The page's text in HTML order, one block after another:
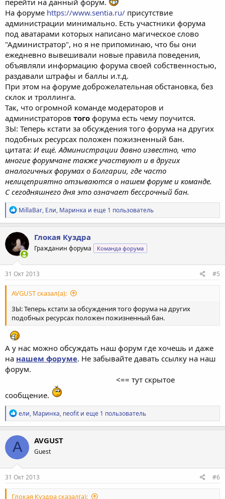
На форуме https://www.sentia.ru/ присутствие
администрации минимально. Есть участники форума
под аватарами которых написано магическое слово
"Администратор", но я не припоминаю, что бы они
ежедневно вывешивали новые правила поведения,
объявляли информацию форума своей собственностью,
раздавали штрафы и баллы и.т.д.
При этом на форуме доброжелательная обстановка, без
склок и троллинга.
Так, что огромной команде модераторов и
администраторов того форума есть чему поучится.
ЗЫ: Теперь кстати за обсуждения того форума на других
подобных ресурсах положен пожизненный бан.
цитата: И ещё. Администрации давно известно, что
многие форумчане также участвуют и в других
аналогичных форумах о Болгарии, где часто
нелицеприятно отзываются о нашем форуме и команде.
С сегодняшнего дня это означает бессрочный бан.
Р
е
а
к
ц
и
и
:
MillaBar, Ели, Маринка и еще 1 пользователь
Глокая Куздра
Гражданин форума Команда форума
31 Окт 2013 #5
AVGUST сказал(а):
ЗЫ: Теперь кстати за обсуждения того форума на других
подобных ресурсах положен пожизненный бан.
А у нас можно обсуждать наш форум где хочешь и даже
на нашем форуме. Не забывайте давать ссылку на наш
форум.
<== тут скрытое
сообщение.
Р
е
а
к
ц
и
и
:
ели, Маринка, neofit и еще 1 пользователь
A AVGUST
Guest
31 Окт 2013 #6
Глокая Куздра сказал(а):